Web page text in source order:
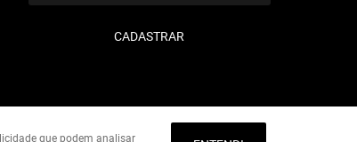
CADASTRAR
que podem analisar